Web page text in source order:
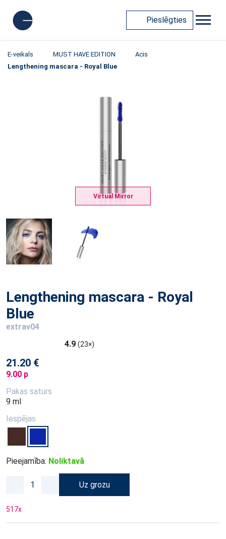
Pieslēgties
E-veikals MUST HAVE EDITION
Acis
Lengthening mascara - Royal Blue
Virtual Mirror
Lengthening mascara - Royal
Blue
extrav04
4.9 (23×)
21.20 €
9.00 p
Pakas saturs
9 ml
Iespējas
Pieejamība: Noliktavā
Uz grozu
517x